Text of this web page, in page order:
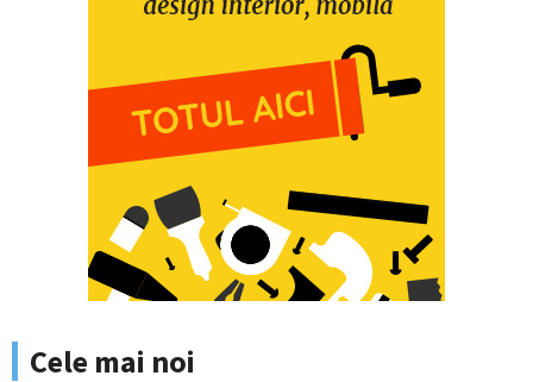
Cele mai noi